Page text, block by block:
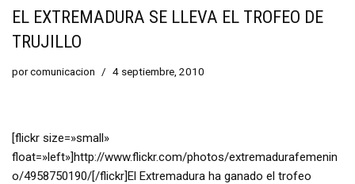
EL EXTREMADURA SE LLEVA EL TROFEO DE
TRUJILLO
porcomunicacion 4 septiembre, 2010
[flickr size=»small»
float=»left»]http://www.flickr.com/photos/extremadurafemenin
o/4958750190/[/flickr]El Extremadura ha ganado el trofeo